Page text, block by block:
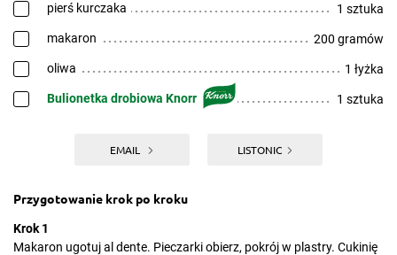
pierś kurczaka 1 sztuka
makaron 200 gramów
oliwa 1 łyżka
Bulionetka drobiowa Knorr 1 sztuka
EMAIL LISTONIC
Przygotowanie krok po kroku
Krok 1
Makaron ugotuj al dente. Pieczarki obierz, pokrój w plastry. Cukinię